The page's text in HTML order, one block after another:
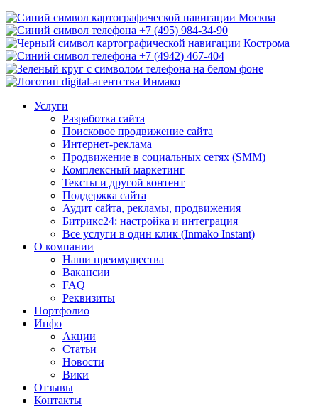
Москва
+7 (495) 984-34-90
Кострома
+7 (4942) 467-404
Услуги
Разработка сайта
Поисковое продвижение сайта
Интернет-реклама
Продвижение в социальных сетях (SMM)
Комплексный маркетинг
Тексты и другой контент
Поддержка сайта
Аудит сайта, рекламы, продвижения
Битрикс24: настройка и интеграция
Все услуги в один клик (Inmako Instant)
О компании
Наши преимущества
Вакансии
FAQ
Реквизиты
Портфолио
Инфо
Акции
Статьи
Новости
Вики
Отзывы
Контакты